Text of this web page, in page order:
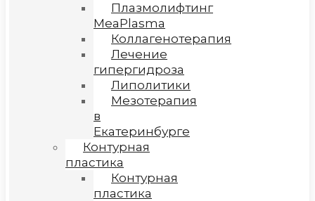
Плазмолифтинг
MeaPlasma
Коллагенотерапия
Лечение
гипергидроза
Липолитики
Мезотерапия
в
Екатеринбурге
Контурная
пластика
Контурная
пластика